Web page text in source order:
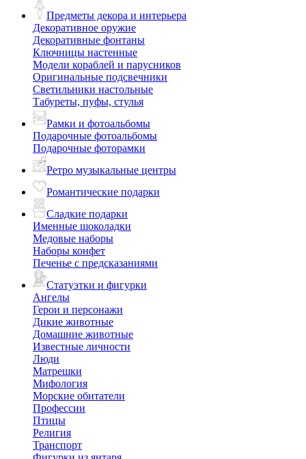
Предметы декора и интерьера
Декоративное оружие
Декоративные фонтаны
Ключницы настенные
Модели кораблей и парусников
Оригинальные подсвечники
Светильники настольные
Табуреты, пуфы, стулья
Рамки и фотоальбомы
Подарочные фотоальбомы
Подарочные фоторамки
Ретро музыкальные центры
Романтические подарки
Сладкие подарки
Именные шоколадки
Медовые наборы
Наборы конфет
Печенье с предсказаниями
Статуэтки и фигурки
Ангелы
Герои и персонажи
Дикие животные
Домашние животные
Известные личности
Люди
Матрешки
Мифология
Морские обитатели
Профессии
Птицы
Религия
Транспорт